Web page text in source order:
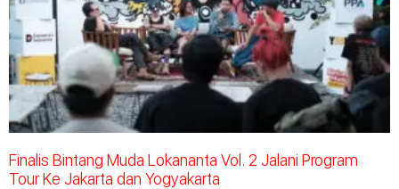
Finalis Bintang Muda Lokananta Vol. 2 Jalani Program
Tour Ke Jakarta dan Yogyakarta